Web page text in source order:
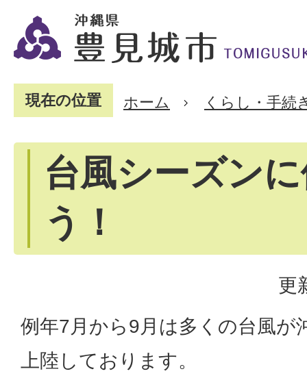
現在の位置 ホーム くらし・手続
台風シーズン
う！
更
例年7月から9月は多くの台風が
上陸しております。